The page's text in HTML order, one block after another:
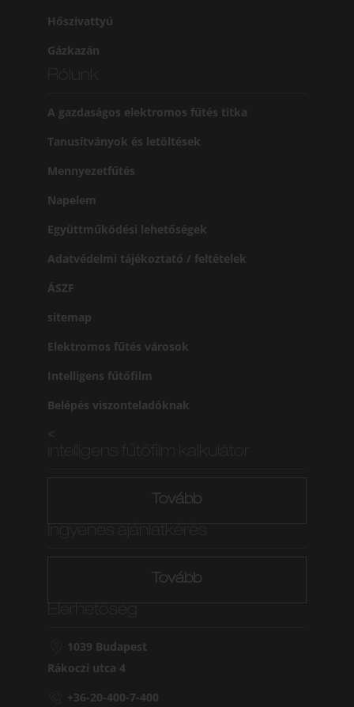
Hőszivattyú
Gázkazán
A gazdaságos elektromos fűtés titka
Tanusítványok és letöltések
Mennyezetfűtés
Napelem
Együttműködési lehetőségek
Adatvédelmi tájékoztató / feltételek
ÁSZF
sitemap
Elektromos fűtés városok
Intelligens fűtőfilm
Belépés viszonteladóknak
<
Tovább
Tovább
1039 Budapest
Rákoczi utca 4
+36-20-400-7-400